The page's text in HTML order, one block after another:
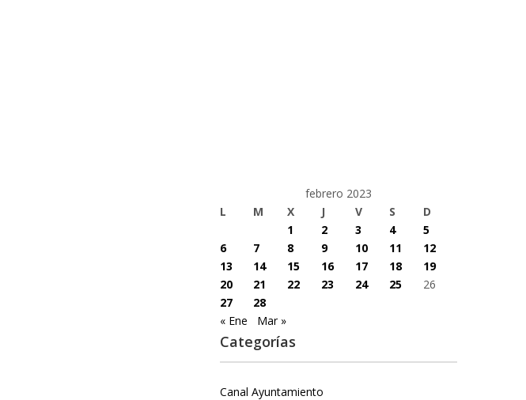
febrero 2023
L
M X J V S
D
1
2 3 4
5
6
7 8 9 10 11
12
13
14 15 16 17 18
19
20
21 22 23 24 25
26
27
28
« Ene
Mar »
Categorías
Canal Ayuntamiento